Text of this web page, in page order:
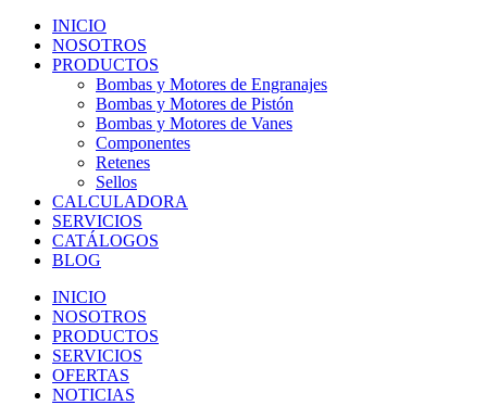
INICIO
NOSOTROS
PRODUCTOS
Bombas y Motores de Engranajes
Bombas y Motores de Pistón
Bombas y Motores de Vanes
Componentes
Retenes
Sellos
CALCULADORA
SERVICIOS
CATÁLOGOS
BLOG
INICIO
NOSOTROS
PRODUCTOS
SERVICIOS
OFERTAS
NOTICIAS